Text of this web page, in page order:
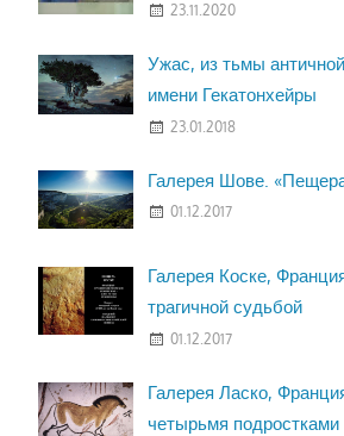
23.11.2020
Ужас, из тьмы
имени Гекатонхейры
23.01.2018
Галерея Шове.
01.12.2017
Галерея Коске,
трагичной судьбой
01.12.2017
Галерея Ласко,
четырьмя подростками